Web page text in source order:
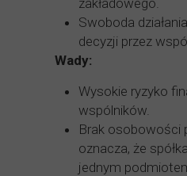
zakładowego.
Swoboda
decyzji przez
Wady:
Wysokie ryzyko
wspólników.
Brak osobowości
oznacza, że
jednym